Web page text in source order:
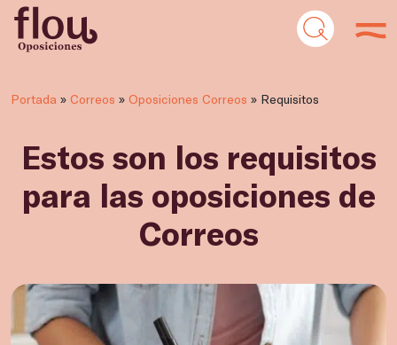
Portada » Correos » Oposiciones Correos » Requisitos
Estos son los requisitos
para las oposiciones de
Correos